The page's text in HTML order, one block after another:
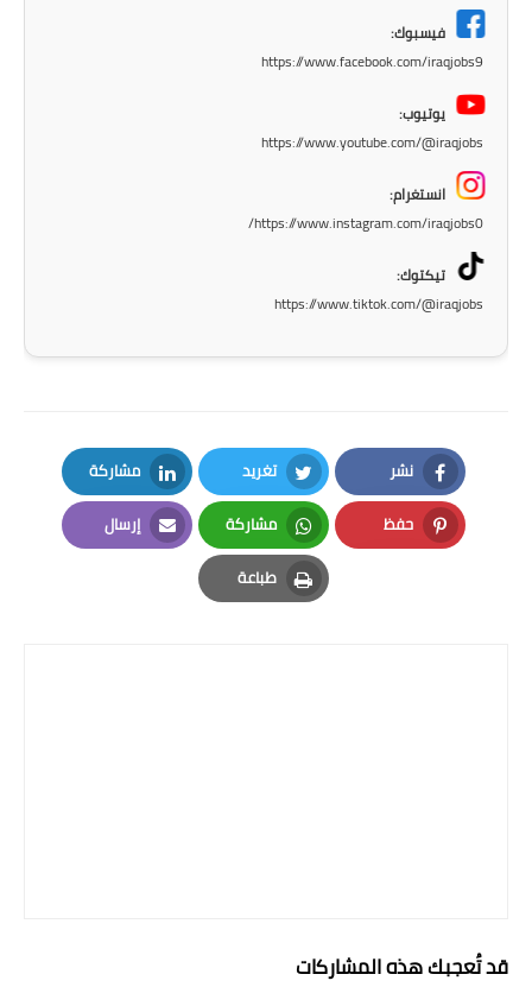
الطقس
العطل
صحة وطب
فن ومشاهير
فيسبوك:
https://www.facebook.com/iraqjobs9
يوتيوب:
https://www.youtube.com/@iraqjobs
انستغرام:
https://www.instagram.com/iraqjobs0/
تيكتوك:
https://www.tiktok.com/@iraqjobs
نشر
Facebook
تغريد
Twitter
مشاركة
LinkedIn
حفظ
Pinterest
مشاركة
Whatsapp
إرسال
Email
طباعة
Print
قد تُعجبك هذه المشاركات